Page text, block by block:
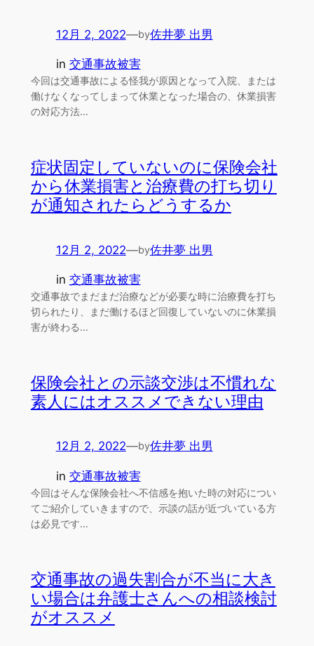
12月 2, 2022—by佐井夢 出男
in 交通事故被害
今回は交通事故による怪我が原因となって入院、または
働けなくなってしまって休業となった場合の、休業損害
の対応方法…
症状固定していないのに保険会社
から休業損害と治療費の打ち切り
が通知されたらどうするか
12月 2, 2022—by佐井夢 出男
in 交通事故被害
交通事故でまだまだ治療などが必要な時に治療費を打ち
切られたり、まだ働けるほど回復していないのに休業損
害が終わる…
保険会社との示談交渉は不慣れな
素人にはオススメできない理由
12月 2, 2022—by佐井夢 出男
in 交通事故被害
今回はそんな保険会社へ不信感を抱いた時の対応につい
てご紹介していきますので、示談の話が近づいている方
は必見です…
交通事故の過失割合が不当に大き
い場合は弁護士さんへの相談検討
がオススメ